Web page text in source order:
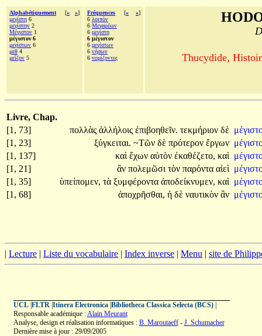
Alphabétiquement [« »]
μεγίστη 6
μεγίστην 2
Μέγιστον 1
μέγιστον 6
μεγίστων 6
μεθ 4
μεῖζον 5
Fréquences [« »]
6 λοιπὸν
6 Μεγαρέων
6 μεγίστη
6 μέγιστον
6 μεγίστων
6 νήσων
6 νομίζοντες Thucydide,
Livre, Chap.
[1, 73]
πολλὰς ἀλλήλοις ἐπιβοηθεῖν. τεκμήριον δὲ
[1, 23]
ξύγκειται. ~Τῶν δὲ πρότερον ἔργων
[1, 137]
καὶ ἔχων αὐτὸν ἐκαθέζετο, καὶ
[1, 21]
ἂν πολεμῶσι τὸν παρόντα αἰεὶ
[1, 35]
ὑπείπομεν, τὰ ξυμφέροντα ἀποδείκνυμεν, καὶ
[1, 68]
ἀποχρῆσθαι, ἡ δὲ ναυτικὸν ἂν
| Lecture | Liste du vocabulaire | Index inverse | Menu | site de
UCL| FLTR| Itinera Electronica| Bibliotheca Classica Selecta (BCS)|
Responsable académique :Alain Meurant
Analyse, design et réalisation informatiques : B. Maroutaeff- J. Schumacher
Dernière mise à jour : 29/09/2005